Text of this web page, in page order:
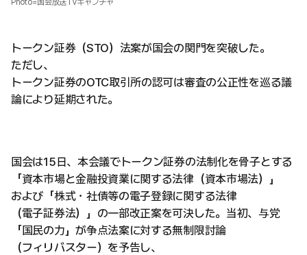
トークン証券（STO）法案が国会の関門を突破した。
ただし、
トークン証券のOTC取引所の認可は審査の公正性を巡る議
論により延期された。
国会は15日、本会議でトークン証券の法制化を骨子とする
「資本市場と金融投資業に関する法律（資本市場法）」
および「株式・社債等の電子登録に関する法律
（電子証券法）」の一部改正案を可決した。当初、与党
「国民の力」が争点法案に対する無制限討論
（フィリバスター）を予告し、